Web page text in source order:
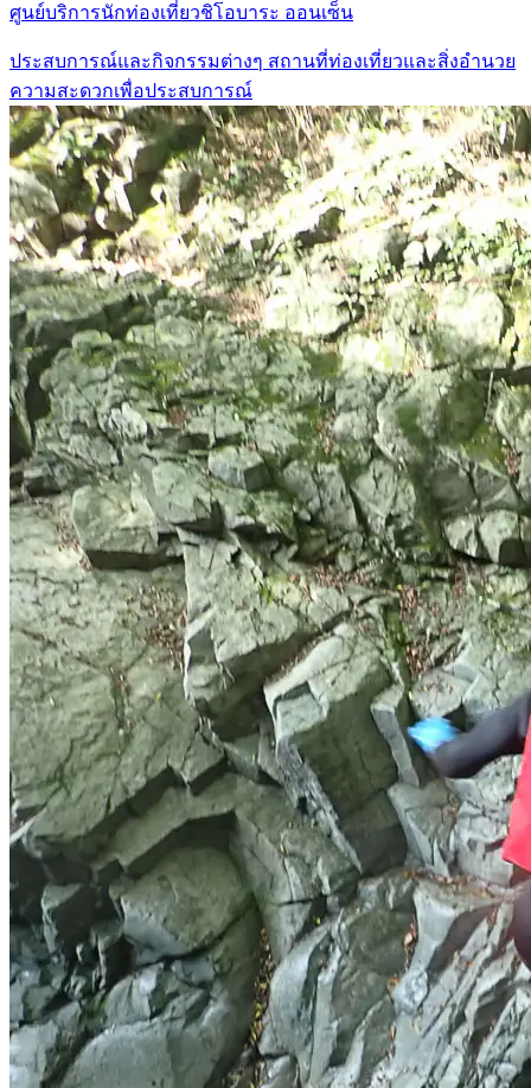
ศูนย์บริการนักท่องเที่ยวชิโอบาระ ออนเซ็น
ประสบการณ์และกิจกรรมต่างๆ สถานที่ท่องเที่ยวและสิ่งอำนวย
ความสะดวกเพื่อประสบการณ์